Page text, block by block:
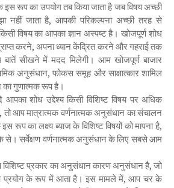
रूप का उपयोग तब किया जाता है जब विषय अच्छी
नहीं जाता है, आपकी परिकल्पना अच्छी तरह से
विषय का आपका ज्ञान अस्पष्ट है। खोजपूर्ण शोध
करने, अपना ध्यान केंद्रित करने और गहराई तक
सीखने में मदद मिलेगी। आम खोजपूर्ण बाजार
अनुसंधान, फोकस समूह और साक्षात्कार शामिल
गुणात्मक रूप है।
शोध उद्देश्य किसी विशिष्ट विषय पर अधिक
तो आप मात्रात्मक वर्णनात्मक अनुसंधान का संचालन
का लक्ष्य ब्याज के विशिष्ट विषयों को मापना है,
से। सर्वेक्षण वर्णनात्मक अनुसंधान के लिए सबसे आम
प्रकार का अनुसंधान कारण अनुसंधान है, जो
प्रयोग के रूप में आता है। इस मामले में, आप चर के